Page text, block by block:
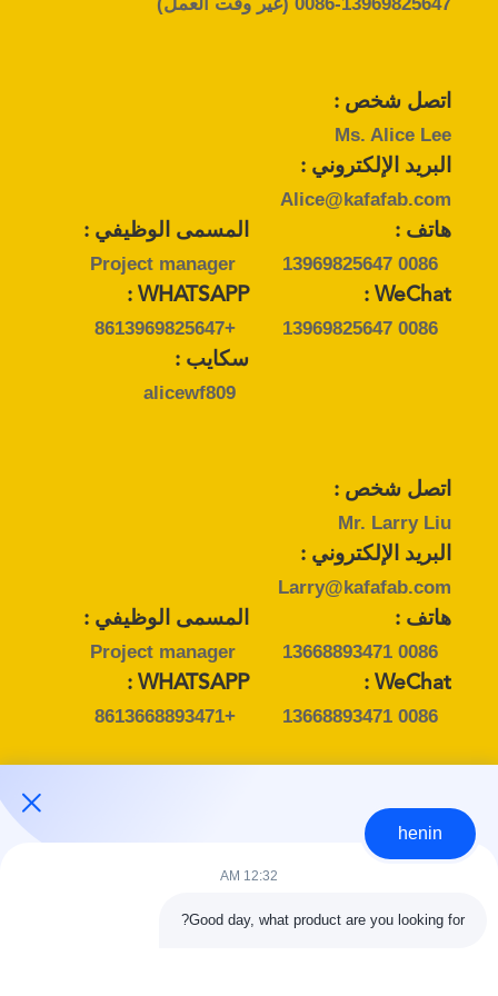
خريطة
الموقع
سياسة
الخصوصية
اتصل شخص :
Ms. Alice Lee
البريد الإلكتروني :
Alice@kafafab.com
المسمى الوظيفي :
Project manager
هاتف :
0086 13969825647
WHATSAPP :
+8613969825647
WeChat :
0086 13969825647
سكايب :
alicewf809
اتصل شخص :
Mr. Larry Liu
البريد الإلكتروني :
Larry@kafafab.com
المسمى الوظيفي :
Project manager
هاتف :
0086 13668893471
WHATSAPP :
+8613668893471
WeChat :
0086 13668893471
اتصل شخص :
Mr. Henin Wong
henin@kafafab.com
henin
12:32 AM
Good day, what product are you looking for?